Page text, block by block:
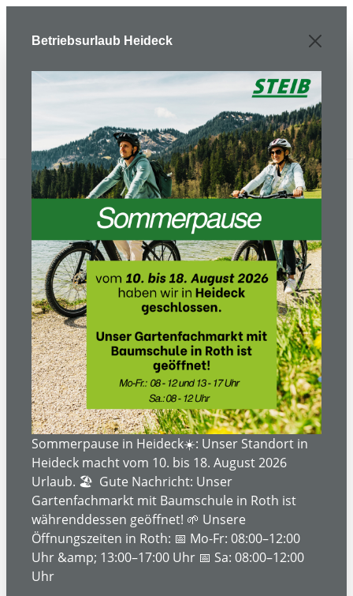
E-Bike/ Fahrrad
Kinderräder/Laufräder/Dreiräder
Laufräder / Dreiräder / Roller
Scooter R07L weiß/kiwi
Bildergalerie überspringen
Betriebsurlaub Heideck
Sommerpause in Heideck☀️: Unser Standort in
Heideck macht vom 10. bis 18. August 2026
Urlaub. 🏖️ Gute Nachricht: Unser
Gartenfachmarkt mit Baumschule in Roth ist
währenddessen geöffnet! 🌱 Unsere
Öffnungszeiten in Roth: 📅 Mo-Fr: 08:00–12:00
Uhr &amp; 13:00–17:00 Uhr 📅 Sa: 08:00–12:00
Uhr